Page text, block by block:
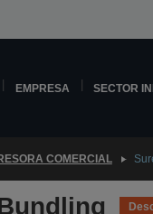
EMPRESA SECTOR
COMERCIAL